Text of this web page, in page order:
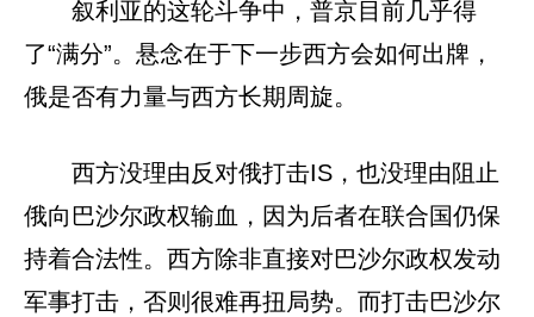
叙利亚的这轮斗争中，普京目前几乎得
了“满分”。悬念在于下一步西方会如何出牌，
俄是否有力量与西方长期周旋。
西方没理由反对俄打击IS，也没理由阻止
俄向巴沙尔政权输血，因为后者在联合国仍保
持着合法性。西方除非直接对巴沙尔政权发动
军事打击，否则很难再扭局势。而打击巴沙尔